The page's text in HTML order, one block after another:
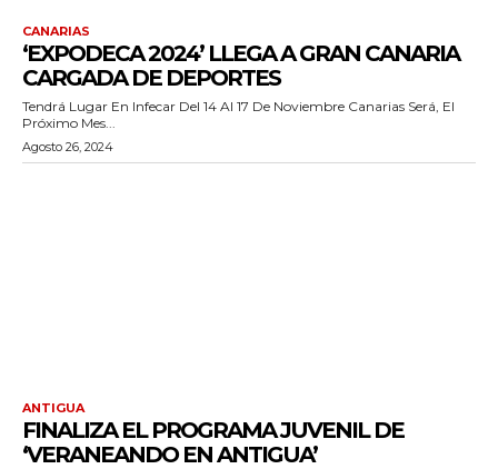
CANARIAS
‘EXPODECA 2024’ LLEGA A GRAN CANARIA
CARGADA DE DEPORTES
Tendrá Lugar En Infecar Del 14 Al 17 De Noviembre Canarias Será, El
Próximo Mes...
Agosto 26, 2024
ANTIGUA
FINALIZA EL PROGRAMA JUVENIL DE
‘VERANEANDO EN ANTIGUA’